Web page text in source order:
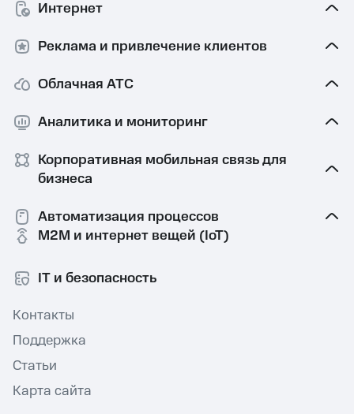
Интернет
Реклама и привлечение клиентов
Облачная АТС
Аналитика и мониторинг
Корпоративная мобильная связь⁠ для
бизнеса
Автоматизация процессов
M2M и интернет вещей (IoT)
IT и безопасность
Контакты
Поддержка
Статьи
Карта сайта